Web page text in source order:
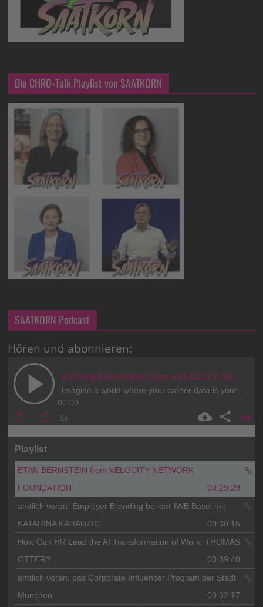
Die CHRO-Talk Playlist von SAATKORN
SAATKORN Podcast
Hören und abonnieren: